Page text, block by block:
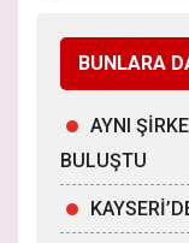
BUNLARA
AYNI
BULUŞTU